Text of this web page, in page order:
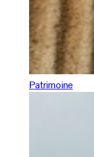
Patrimoine